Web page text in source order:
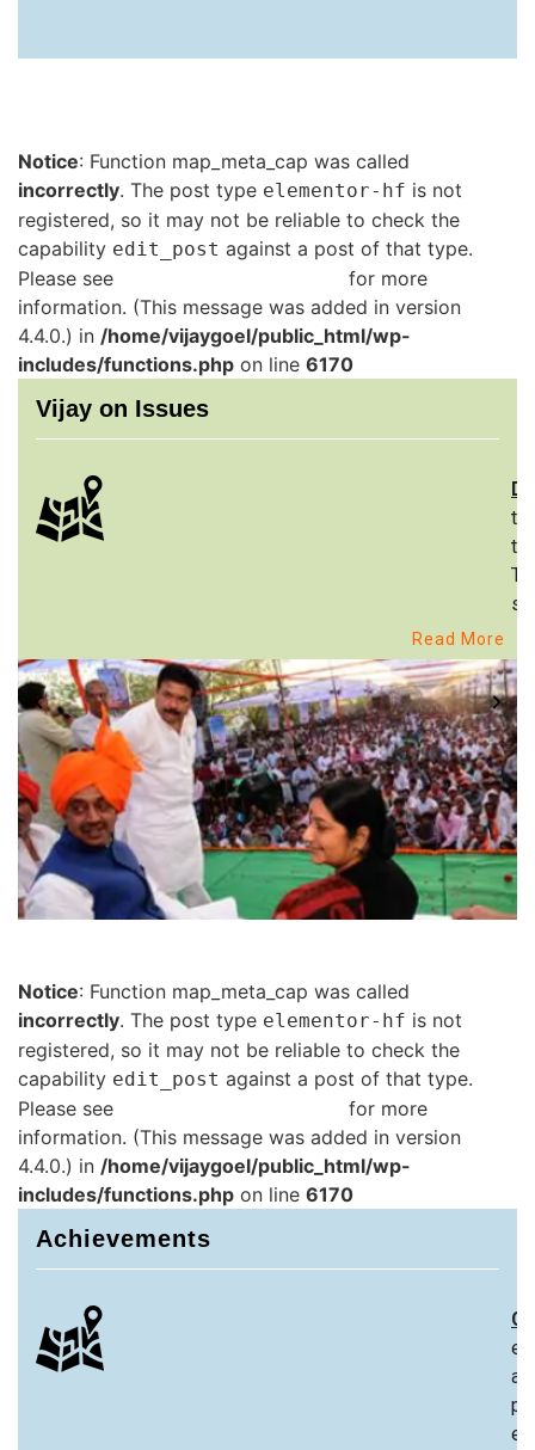
Notice: Function map_meta_cap was called
incorrectly. The post type elementor-hf is not
registered, so it may not be reliable to check the
capability edit_post against a post of that type.
Please see
for more
information. (This message was added in version
4.4.0.) in /home/vijaygoel/public_html/wp-
includes/functions.php on line 6170
Vijay on Issues
to
Read More
Notice: Function map_meta_cap was called
incorrectly. The post type elementor-hf is not
registered, so it may not be reliable to check the
capability edit_post against a post of that type.
Please see
for more
information. (This message was added in version
4.4.0.) in /home/vijaygoel/public_html/wp-
includes/functions.php on line 6170
Achievements